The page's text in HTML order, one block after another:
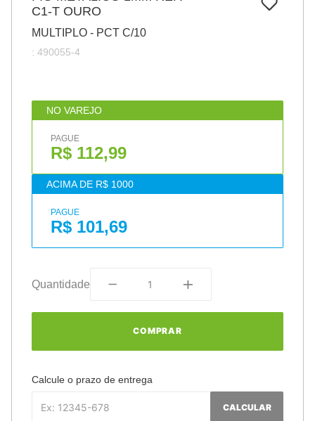
C1-T OURO
MULTIPLO - PCT C/10
: 490055-4
NO VAREJO
PAGUE
R$ 112,99
ACIMA DE R$ 1000
PAGUE
R$ 101,69
Quantidade
COMPRAR
Calcule o prazo de entrega
CALCULAR
papel
cola
barbante